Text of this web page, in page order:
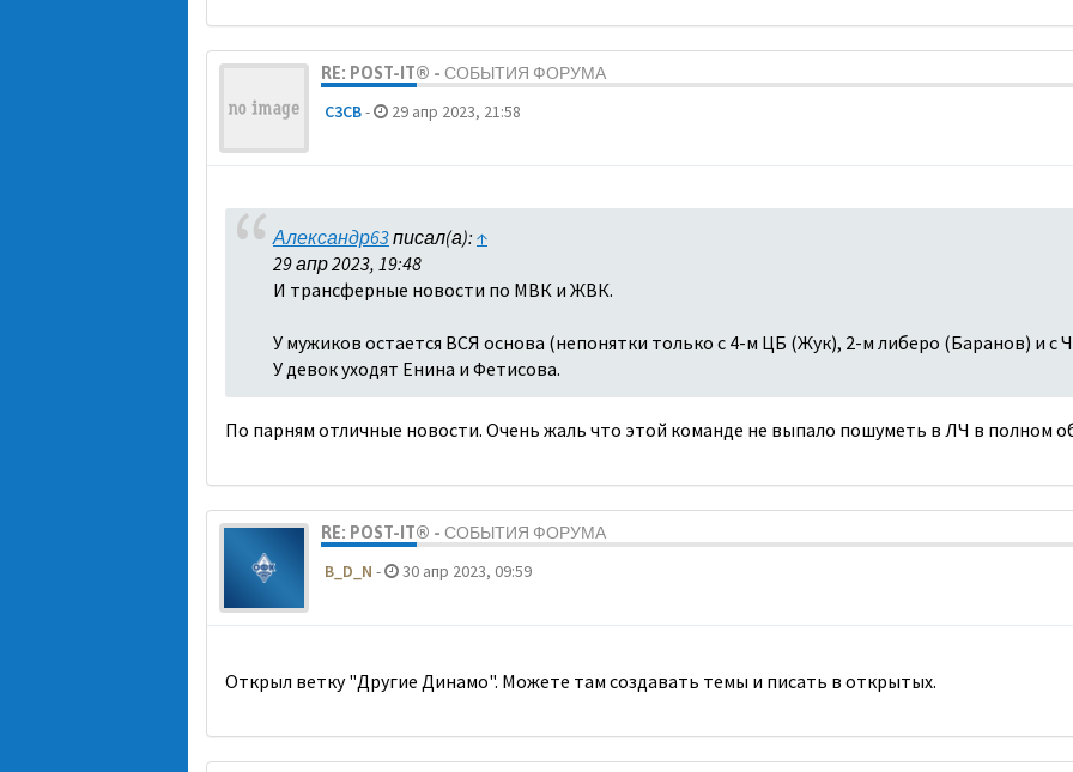
RE: POST-IT® - СОБЫТИЯ ФОРУМА
C3CB- 29 апр 2023, 21:58
Александр63писал(а): ↑
29 апр 2023, 19:48
И трансферные новости по МВК и ЖВК.
У мужиков остается ВСЯ основа (непонятки только с 4-м ЦБ (Жук), 2-м либеро (Баранов) и с
У девок уходят Енина и Фетисова.
По парням отличные новости. Очень жаль что этой команде не выпало пошуметь в ЛЧ в полном
RE: POST-IT® - СОБЫТИЯ ФОРУМА
B_D_N - 30 апр 2023, 09:59
Открыл ветку "Другие Динамо". Можете там создавать темы и писать в открытых.